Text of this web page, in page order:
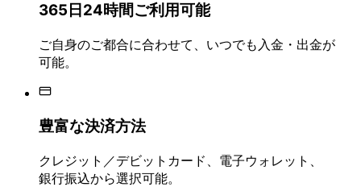
365日24時間ご利用可能
ご自身のご都合に合わせて、 いつでも 入金・ 出金が
可能。
豊富な決済方法
クレジット／デビットカード、 電子ウォレット、
銀行振込から選択可能。